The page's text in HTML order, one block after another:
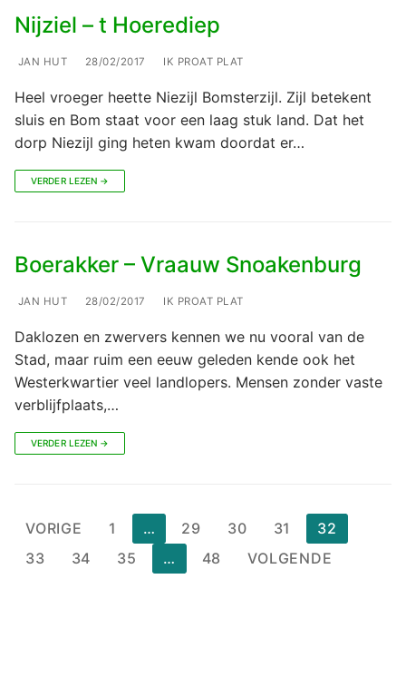
Nijziel – t Hoerediep
JAN HUT 28/02/2017 IK PROAT PLAT
Heel vroeger heette Niezijl Bomsterzijl. Zijl betekent
sluis en Bom staat voor een laag stuk land. Dat het
dorp Niezijl ging heten kwam doordat er…
VERDER LEZEN →
Boerakker – Vraauw Snoakenburg
JAN HUT 28/02/2017 IK PROAT PLAT
Daklozen en zwervers kennen we nu vooral van de
Stad, maar ruim een eeuw geleden kende ook het
Westerkwartier veel landlopers. Mensen zonder vaste
verblijfplaats,…
VERDER LEZEN →
Berichten
paginering
VORIGE 1 … 29 30 31
32
33
34 35 … 48 VOLGENDE